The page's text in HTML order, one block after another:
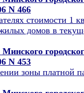
N 466
стоимости 1
домов в
N 453
зоны платной